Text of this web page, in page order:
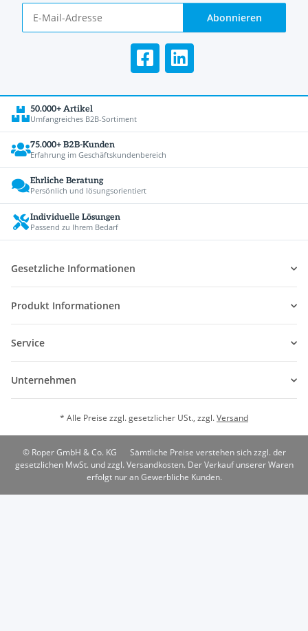
Abonnieren
50.000+ Artikel
Umfangreiches B2B-Sortiment
75.000+ B2B-Kunden
Erfahrung im Geschäftskundenbereich
Ehrliche Beratung
Persönlich und lösungsorientiert
Individuelle Lösungen
Passend zu Ihrem Bedarf
Gesetzliche Informationen
Produkt Informationen
Service
Unternehmen
* Alle Preise zzgl. gesetzlicher USt., zzgl.Versand
© Roper GmbH & Co. KG
Sämtliche Preise verstehen sich zzgl. der
gesetzlichen MwSt. und zzgl. Versandkosten. Der Verkauf unserer Waren
erfolgt nur an Gewerbliche Kunden.